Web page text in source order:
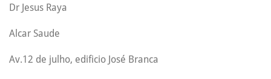
Dr Jesus Raya
Alcar Saude
Av.12 de julho, edificio José Branca